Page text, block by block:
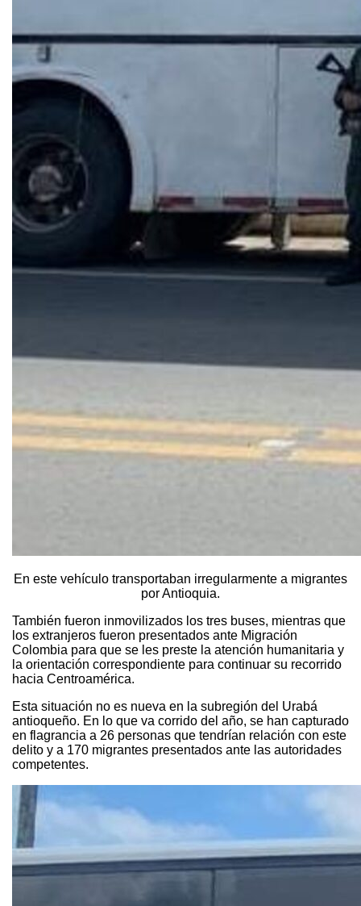
En este vehículo transportaban irregularmente a migrantes
por Antioquia.
También fueron inmovilizados los tres buses, mientras que
los extranjeros fueron presentados ante Migración
Colombia para que se les preste la atención humanitaria y
la orientación correspondiente para continuar su recorrido
hacia Centroamérica.
Esta situación no es nueva en la subregión del Urabá
antioqueño. En lo que va corrido del año, se han capturado
en flagrancia a 26 personas que tendrían relación con este
delito y a 170 migrantes presentados ante las autoridades
competentes.